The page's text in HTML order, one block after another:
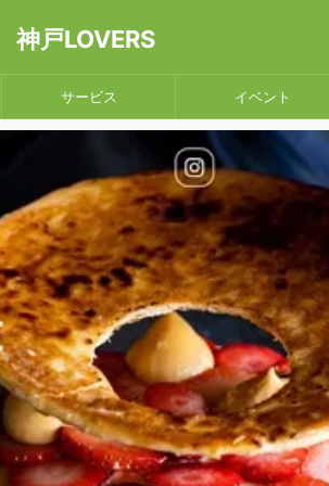
神戸LOVERS
サービス イベント